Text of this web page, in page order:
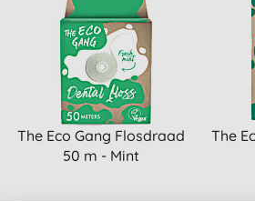
The Eco Gang Flosdraad
50 m - Mint
The